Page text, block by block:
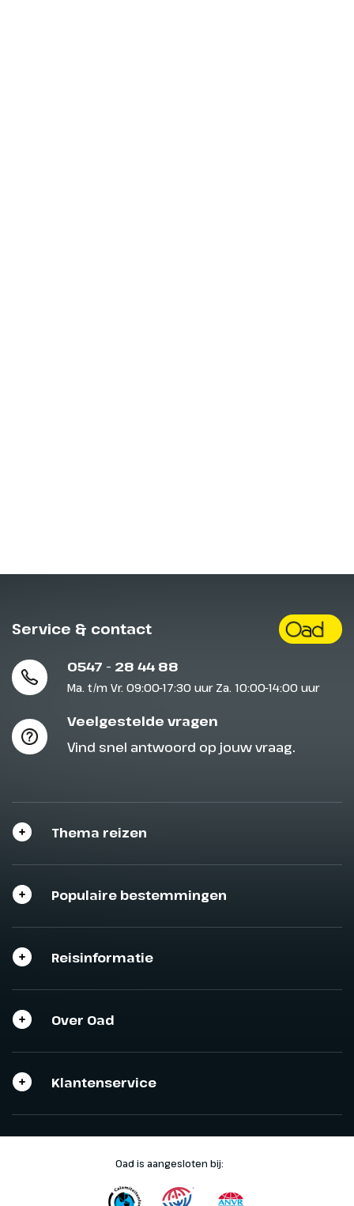
Sluit het programma
Sluiten
Sluiten
Sluiten
Service & contact
0547 - 28 44 88
Ma. t/m Vr. 09:00-17:30 uur Za. 10:00-14:00 uur
Veelgestelde vragen
Vind snel antwoord op jouw vraag.
Thema reizen
Populaire bestemmingen
Reisinformatie
Over Oad
Klantenservice
Oad is aangesloten bij: